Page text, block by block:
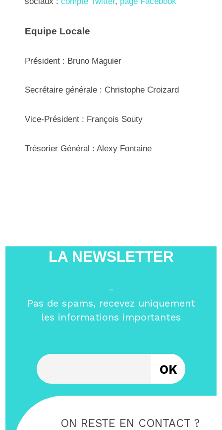
Equipe Locale
Président : Bruno Maguier
Secrétaire générale : Christophe Croizard
Vice-Président : François Souty
Trésorier Général : Alexy Fontaine
LA NEWSLETTER
-
Pas de spams, recevez uniquement
les informations importantes
ON RESTE EN CONTACT ?